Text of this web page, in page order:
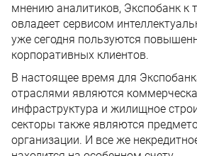
мнению аналитиков, Экспобанк к
овладеет сервисом
уже сегодня пользуются
корпоративных клиентов.
В настоящее время для
отраслями являются
инфраструктура и жилищное
секторы также являются
организации. И все же